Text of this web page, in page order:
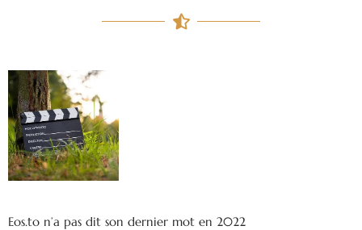
Eos.to n’a pas dit son dernier mot en 2022